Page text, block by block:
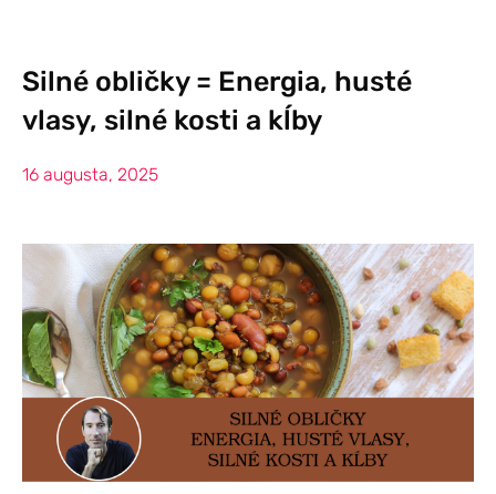
Silné obličky = Energia, husté
vlasy, silné kosti a kĺby
16 augusta, 2025